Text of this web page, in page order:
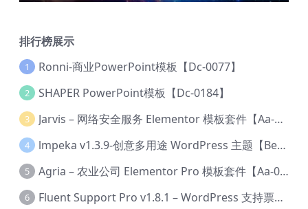
排行榜展示
1 Ronni-商业PowerPoint模板【Dc-0077】
2 SHAPER PowerPoint模板【Dc-0184】
3 Jarvis – 网络安全服务 Elementor 模板套件【Aa-0035】
4 lmpeka v1.3.9-创意多用途 WordPress 主题【Be-0064】
5 Agria – 农业公司 Elementor Pro 模板套件【Aa-0003】
6 Fluent Support Pro v1.8.1 – WordPress 支持票务系统【Cc-0041】